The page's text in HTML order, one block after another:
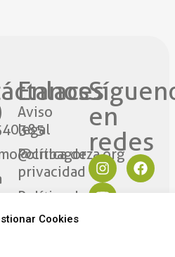
Cookies
Enlaces
Aviso
legal
Política de
privacidad
Política de
Cookies
en
redes​